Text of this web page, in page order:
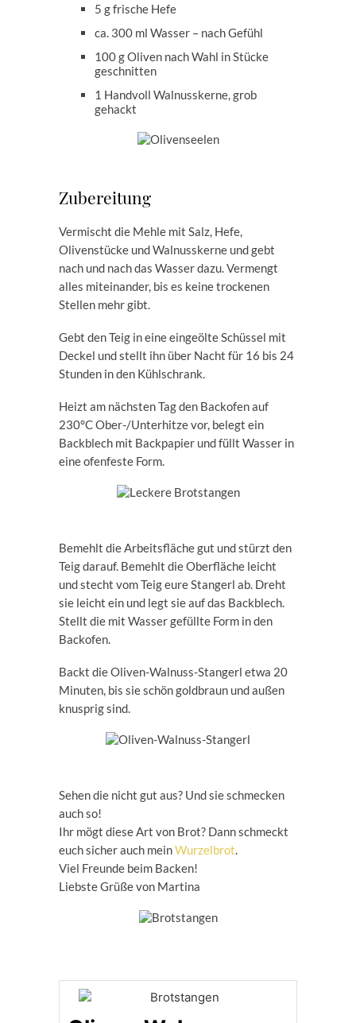
5 g frische Hefe
ca. 300 ml Wasser – nach Gefühl
100 g Oliven nach Wahl in Stücke
geschnitten
1 Handvoll Walnusskerne, grob
gehackt
Zubereitung
Vermischt die Mehle mit Salz, Hefe,
Olivenstücke und Walnusskerne und gebt
nach und nach das Wasser dazu. Vermengt
alles miteinander, bis es keine trockenen
Stellen mehr gibt.
Gebt den Teig in eine eingeölte Schüssel mit
Deckel und stellt ihn über Nacht für 16 bis 24
Stunden in den Kühlschrank.
Heizt am nächsten Tag den Backofen auf
230°C Ober-/Unterhitze vor, belegt ein
Backblech mit Backpapier und füllt Wasser in
eine ofenfeste Form.
Bemehlt die Arbeitsfläche gut und stürzt den
Teig darauf. Bemehlt die Oberfläche leicht
und stecht vom Teig eure Stangerl ab. Dreht
sie leicht ein und legt sie auf das Backblech.
Stellt die mit Wasser gefüllte Form in den
Backofen.
Backt die Oliven-Walnuss-Stangerl etwa 20
Minuten, bis sie schön goldbraun und außen
knusprig sind.
Sehen die nicht gut aus? Und sie schmecken
auch so!
Ihr mögt diese Art von Brot? Dann schmeckt
euch sicher auch meinWurzelbrot.
Viel Freunde beim Backen!
Liebste Grüße von Martina